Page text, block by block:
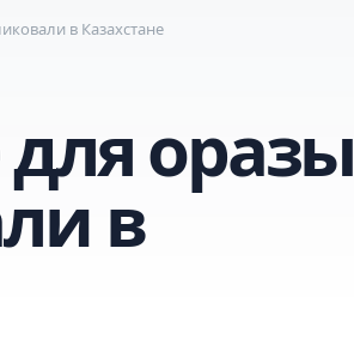
в Казахстане
оразы
в